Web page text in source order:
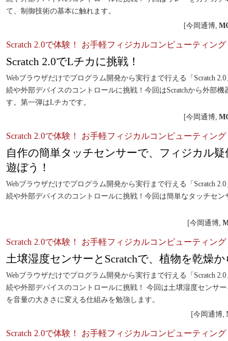
製造業ビッグデータ
メイドインジャパン
知財マネジメント
グローバル設計・開
制御セキュリティ
新型コロナへの対応
て、制御技術の基本に触れます。
[今岡通博,
Scratch 2.0で体験！ お手軽フィジカルコンピューティング
Scratch 2.0でLチカに挑戦！
Webブラウザだけでプログラム開発から実行まで行える「Scratch
続や外部デバイスのコントロールに挑戦！今回はScratchから外部機
す。第一弾はLチカです。
[今岡通博,
Scratch 2.0で体験！ お手軽フィジカルコンピューティング
自作の簡単タッチセンサーで、フィジカル
遊ぼう！
Webブラウザだけでプログラム開発から実行まで行える「Scratch
続や外部デバイスのコントロールに挑戦！今回は簡単なタッチセ
[今岡通博,
Scratch 2.0で体験！ お手軽フィジカルコンピューティング
土壌湿度センサーとScratchで、植物を乾燥か
Webブラウザだけでプログラム開発から実行まで行える「Scratch
続や外部デバイスのコントロールに挑戦！ 今回は土壌湿度センサ
を音量の大きさに変える仕組みを勉強します。
[今岡通博,
Scratch 2.0で体験！ お手軽フィジカルコンピューティング